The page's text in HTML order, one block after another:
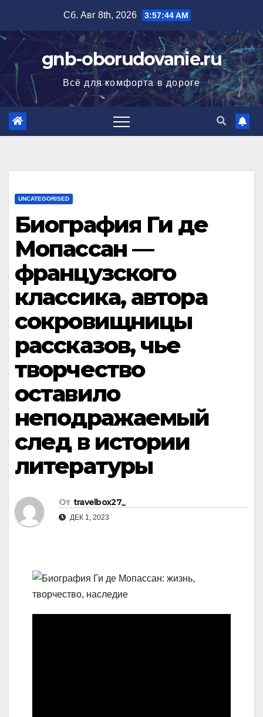
содержимому
Сб. Авг 8th, 2026 3:57:45 AM
gnb-oborudovanie.ru
Всё для комфорта в дороге
UNCATEGORISED
Биография Ги де
Мопассан —
французского
классика, автора
сокровищницы
рассказов, чье
творчество
оставило
неподражаемый
след в истории
литературы
От travelbox27_
ДЕК 1, 2023